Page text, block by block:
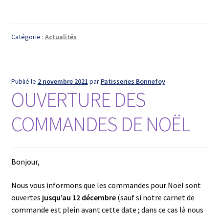
Catégorie : Actualités
Publié le 2 novembre 2021 par Patisseries Bonnefoy
OUVERTURE DES
COMMANDES DE NOËL
Bonjour,
Nous vous informons que les commandes pour Noël sont
ouvertes jusqu’au 12 décembre(sauf si notre carnet de
commande est plein avant cette date ; dans ce cas là nous